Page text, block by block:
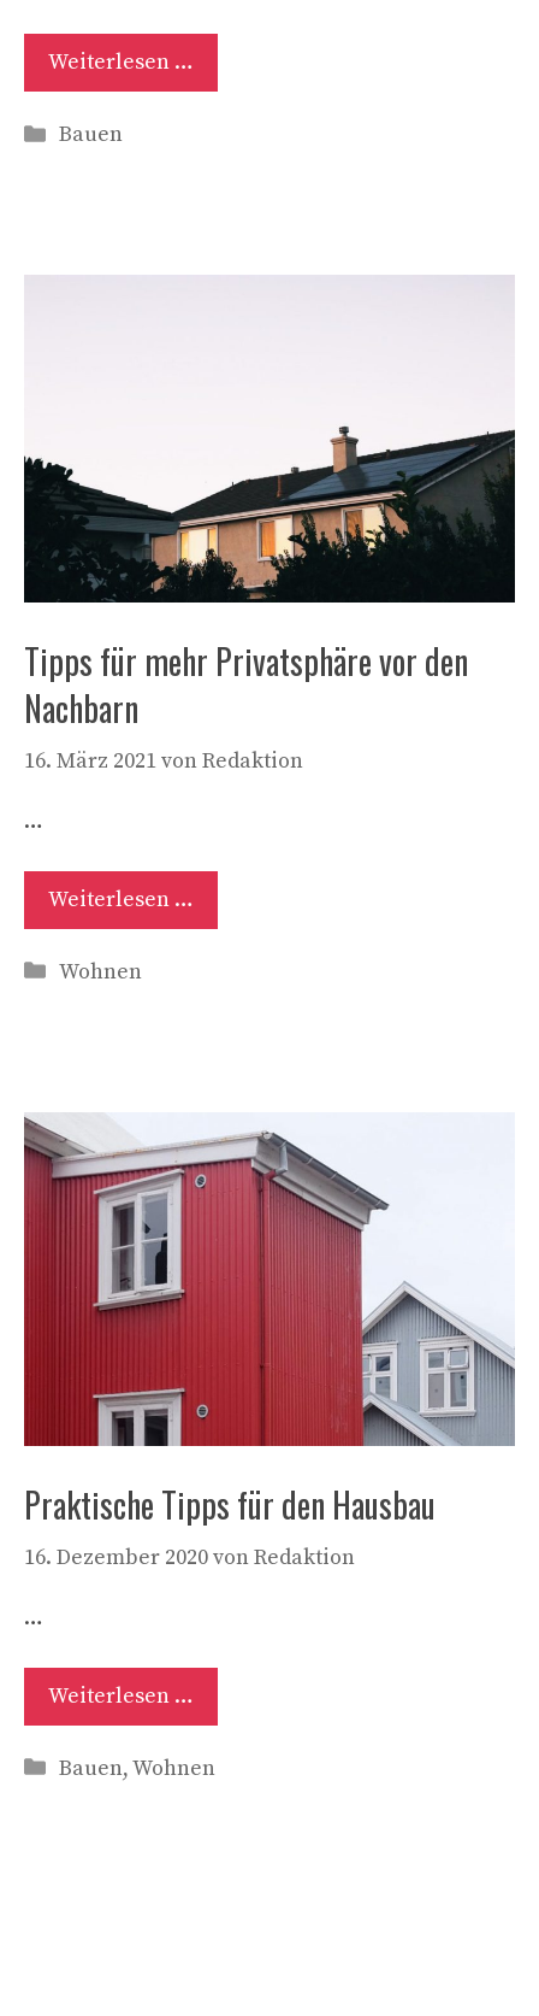
Weiterlesen …
Kategorien
Bauen
Tipps für mehr Privatsphäre vor den
Nachbarn
16. März 2021vonRedaktion
…
Weiterlesen …
Kategorien
Wohnen
Praktische Tipps für den Hausbau
16. Dezember 2020vonRedaktion
…
Weiterlesen …
Kategorien
Bauen,Wohnen